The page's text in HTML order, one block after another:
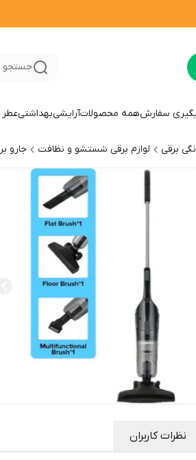
جستجو
سفارشهمه محصولاتآرایشیبهداشتیعطر
برقی لوازم برقی شستشو و نظافت جارو
نظرات کاربران